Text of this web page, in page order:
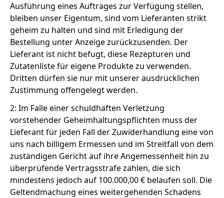
Ausführung eines Auftrages zur Verfügung stellen,
bleiben unser Eigentum, sind vom Lieferanten strikt
geheim zu halten und sind mit Erledigung der
Bestellung unter Anzeige zurückzusenden. Der
Lieferant ist nicht befugt, diese Rezepturen und
Zutatenliste für eigene Produkte zu verwenden.
Dritten dürfen sie nur mit unserer ausdrücklichen
Zustimmung offengelegt werden.
2: Im Falle einer schuldhaften Verletzung
vorstehender Geheimhaltungspflichten muss der
Lieferant für jeden Fall der Zuwiderhandlung eine von
uns nach billigem Ermessen und im Streitfall von dem
zuständigen Gericht auf ihre Angemessenheit hin zu
überprüfende Vertragsstrafe zahlen, die sich
mindestens jedoch auf 100.000,00 € belaufen soll. Die
Geltendmachung eines weitergehenden Schadens